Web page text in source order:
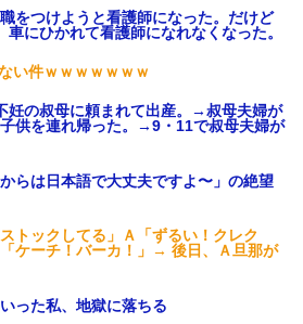
量を
軍
り悲
をつけようと看護師になった。だけど
にひかれて看護師になれなくなった。
い件ｗｗｗｗｗｗｗ
妊の叔母に頼まれて出産。→叔母夫婦が
供を連れ帰った。→9・11で叔母夫婦が
らは日本語で大丈夫ですよ〜」の絶望
トックしてる」Ａ「ずるい！クレク
ケーチ！バーカ！」→ 後日、Ａ旦那が
った私、地獄に落ちる